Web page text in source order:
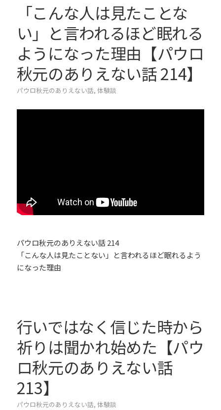
「こんな人は見たことな
い」と言われるほど眠れる
ようになった理由【パウロ
秋元のありえない話 214】
パウロ秋元のありえない話, 体験談
パウロ秋元のありえない話 214
「こんな人は見たことない」と言われるほど眠れるよう
になった理由
行いではなく信じた時から
祈りは聞かれ始めた【パウ
ロ秋元のありえない話
213】
パウロ秋元のありえない話, 体験談